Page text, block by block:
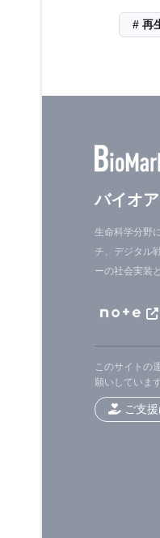
# 再
バイオ
生命科学分野
チ、デジタル
ーの社会実装
このサイトの
願いしています
ご支